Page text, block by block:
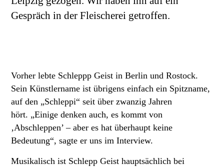
Gespräch in der Fleischerei getroffen.
Vorher lebte Schleppp Geist in Berlin und Rostock.
Sein Künstlername ist übrigens einfach ein Spitzname,
auf den „Schleppi“ seit über zwanzig Jahren
hört. „Einige denken auch, es kommt von
‚Abschleppen’ – aber es hat überhaupt keine
Bedeutung“, sagte er uns im Interview.
Musikalisch ist Schlepp Geist hauptsächlich bei